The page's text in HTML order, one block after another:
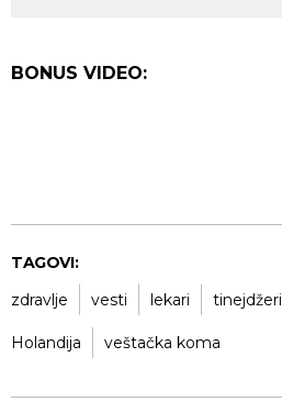
BONUS VIDEO:
TAGOVI:
zdravlje
vesti lekari tinejdžeri
Holandija veštačka koma